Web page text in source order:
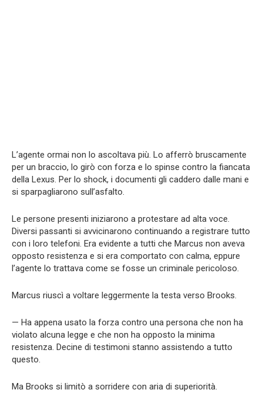
L’agente ormai non lo ascoltava più. Lo afferrò bruscamente
per un braccio, lo girò con forza e lo spinse contro la fiancata
della Lexus. Per lo shock, i documenti gli caddero dalle mani e
si sparpagliarono sull’asfalto.
Le persone presenti iniziarono a protestare ad alta voce.
Diversi passanti si avvicinarono continuando a registrare tutto
con i loro telefoni. Era evidente a tutti che Marcus non aveva
opposto resistenza e si era comportato con calma, eppure
l’agente lo trattava come se fosse un criminale pericoloso.
Marcus riuscì a voltare leggermente la testa verso Brooks.
— Ha appena usato la forza contro una persona che non ha
violato alcuna legge e che non ha opposto la minima
resistenza. Decine di testimoni stanno assistendo a tutto
questo.
Ma Brooks si limitò a sorridere con aria di superiorità.